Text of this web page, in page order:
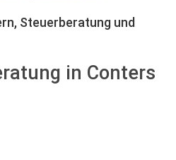
Steuerberatung und
in Conters